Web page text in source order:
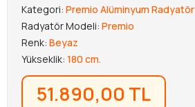
Kategori: Premio Alüminyum Radyatör
Radyatör Modeli: Premio
Renk: Beyaz
Yükseklik: 180 cm.
51.890,00 TL